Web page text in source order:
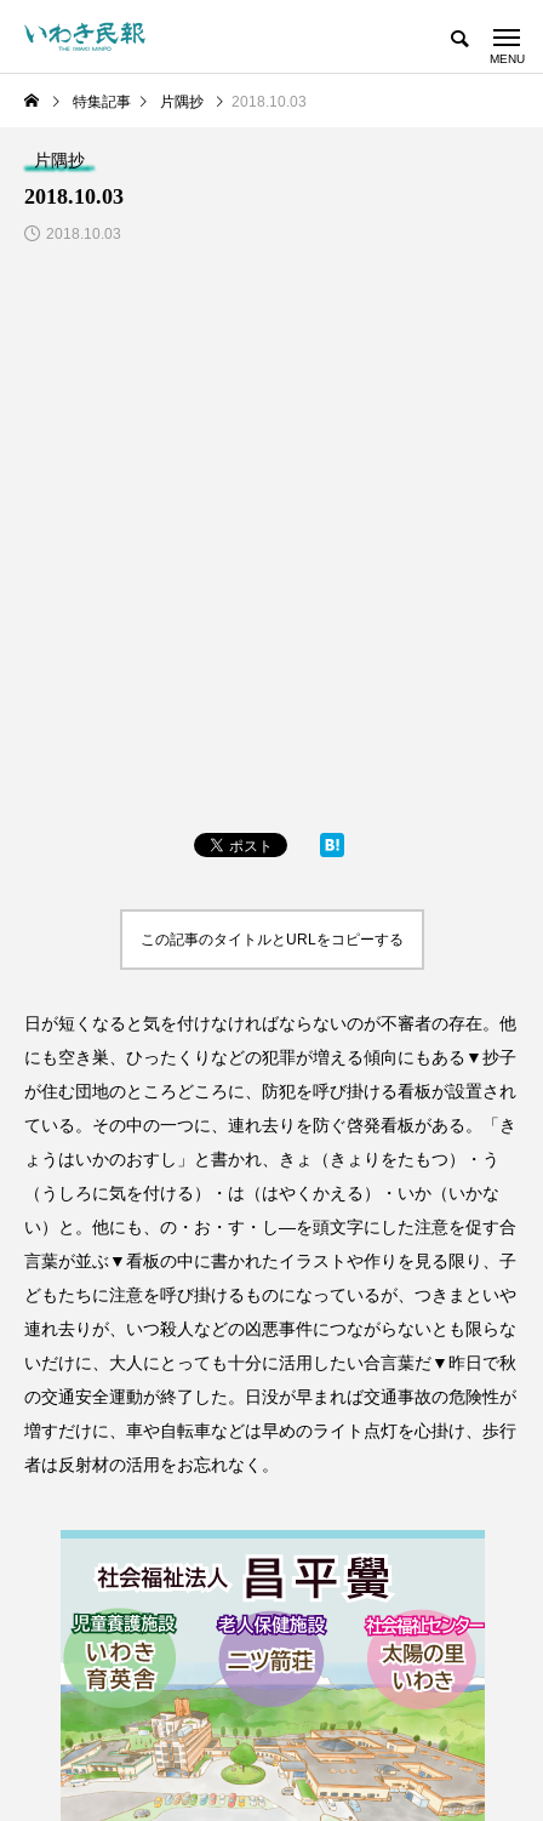
特集記事 片隅抄 2018.10.03
片隅抄
2018.10.03
2018.10.03
この記事のタイトルとURLをコピーする
日が短くなると気を付けなければならないのが不審者の存在。他
にも空き巣、ひったくりなどの犯罪が増える傾向にもある▼抄子
が住む団地のところどころに、防犯を呼び掛ける看板が設置され
ている。その中の一つに、連れ去りを防ぐ啓発看板がある。「き
ょうはいかのおすし」と書かれ、きょ（きょりをたもつ）・う
（うしろに気を付ける）・は（はやくかえる）・いか（いかな
い）と。他にも、の・お・す・し―を頭文字にした注意を促す合
言葉が並ぶ▼看板の中に書かれたイラストや作りを見る限り、子
どもたちに注意を呼び掛けるものになっているが、つきまといや
連れ去りが、いつ殺人などの凶悪事件につながらないとも限らな
いだけに、大人にとっても十分に活用したい合言葉だ▼昨日で秋
の交通安全運動が終了した。日没が早まれば交通事故の危険性が
増すだけに、車や自転車などは早めのライト点灯を心掛け、歩行
者は反射材の活用をお忘れなく。